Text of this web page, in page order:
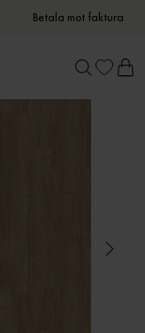
Betala mot faktura